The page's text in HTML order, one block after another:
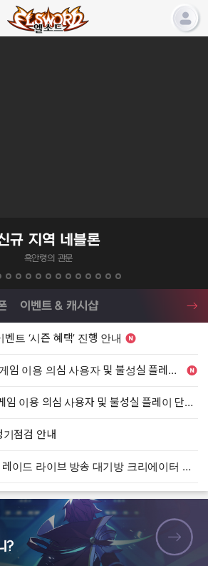
블론
이벤트 & 캐시샵
트 ‘시즌 혜택’ 진행 안내
8/6(목) 비정상 게임 이용 의심 사용자 및 불성실 플레이 단속 안내
8/5(수) 비정상 게임 이용 의심 사용자 및 불성실 플레이 단속 안내
점검 안내
8/13(목) 네블론 레이드 라이브 방송 대기방 크리에이터 모집 안내
알고 있니?